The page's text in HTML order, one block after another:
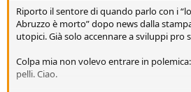
Riporto il sentore di quando parlo con i
Abruzzo è morto” dopo news dalla
utopici. Già solo accennare a sviluppi pro
Colpa mia non volevo entrare in
pelli. Ciao.